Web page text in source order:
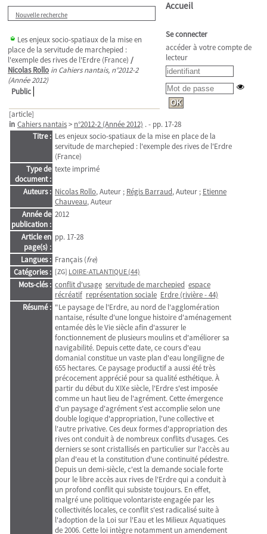
Nouvelle recherche
Les enjeux socio-spatiaux de la mise en
place de la servitude de marchepied :
l'exemple des rives de l'Erdre (France) /
Nicolas Rollo in Cahiers nantais, n°2012-2
(Année 2012)
Public
[article]
in Cahiers nantais> n°2012-2 (Année 2012) . - pp. 17-28
Titre : Les enjeux socio-spatiaux de la mise en place de la
servitude de marchepied : l'exemple des rives de l'Erdre
(France)
Type de
document :
texte imprimé
Auteurs : Nicolas Rollo, Auteur ; Régis Barraud, Auteur ; Etienne
Chauveau, Auteur
Année de
publication :
2012
Article en
page(s) :
pp. 17-28
Langues : Français (fre)
Catégories : [ZG] LOIRE-ATLANTIQUE (44)
Mots-clés : conflit d'usage servitude de marchepied espace
récréatif représentation sociale Erdre (rivière - 44)
Résumé : "Le paysage de l'Erdre, au nord de l'agglomération
nantaise, résulte d'une longue histoire d'aménagement
entamée dès le Vie siècle afin d'assurer le
fonctionnement de plusieurs moulins et d'améliorer sa
navigabilité. Depuis cette date, ce cours d'eau
domanial constitue un vaste plan d'eau longiligne de
655 hectares. Ce paysage productif a aussi été très
précocement apprécié pour sa qualité esthétique. À
partir du début du XIXe siècle, l'Erdre s'est imposée
comme un haut lieu de l'agrément. Cette émergence
d'un paysage d'agrément s'est accomplie selon une
double logique d'appropriation, l'une collective et
l'autre privative. Ces deux formes d'appropriation des
rives ont conduit à de nombreux conflits d'usages. Ces
derniers se sont cristallisés en particulier sur l'accès au
plan d'eau et la constitution d'une continuité pédestre.
Depuis un demi-siècle, c'est la demande sociale forte
pour le libre accès aux rives de l'Erdre qui a conduit à
un profond conflit qui subsiste toujours. En effet,
malgré une politique volontariste engagée par les
collectivités locales, ce conflit s'est radicalisé suite à
l'adoption de la Loi sur l'Eau et les Milieux Aquatiques
de 2006. Cette loi intègre notamment un amendement
Accueil
Se connecter
accéder à votre compte de
lecteur